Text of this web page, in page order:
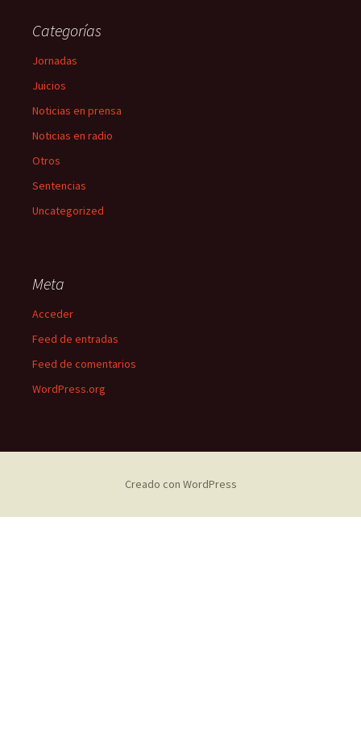
Categorías
Jornadas
Juicios
Noticias en prensa
Noticias en radio
Otros
Sentencias
Uncategorized
Meta
Acceder
Feed de entradas
Feed de comentarios
WordPress.org
Creado con WordPress